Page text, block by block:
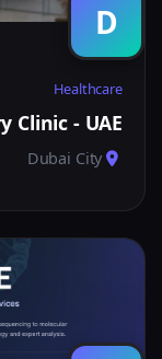
D
Healthcare
Clinic - UAE
Dubai City